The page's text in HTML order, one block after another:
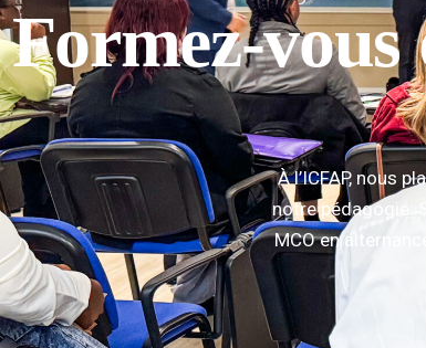
Formez-
À l’ICFAP, nous
notre pédagogie.
MCO en